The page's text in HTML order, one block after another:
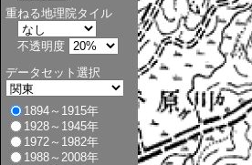
重ねる地理院タイル
不透明度
データセット選択
1894～1915年
1928～1945年
1972～1982年
1988～2008年